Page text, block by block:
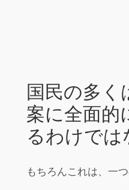
国民の多く
案に全面的
るわけでは
もちろんこれは、一